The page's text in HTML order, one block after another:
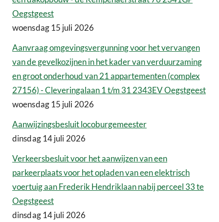
Oegstgeest
woensdag 15 juli 2026
Aanvraag omgevingsvergunning voor het vervangen
van de gevelkozijnen in het kader van verduurzaming
en groot onderhoud van 21 appartementen (complex
27156) - Cleveringalaan 1 t/m 31 2343EV Oegstgeest
woensdag 15 juli 2026
Aanwijzingsbesluit locoburgemeester
dinsdag 14 juli 2026
Verkeersbesluit voor het aanwijzen van een
parkeerplaats voor het opladen van een elektrisch
voertuig aan Frederik Hendriklaan nabij perceel 33 te
Oegstgeest
dinsdag 14 juli 2026